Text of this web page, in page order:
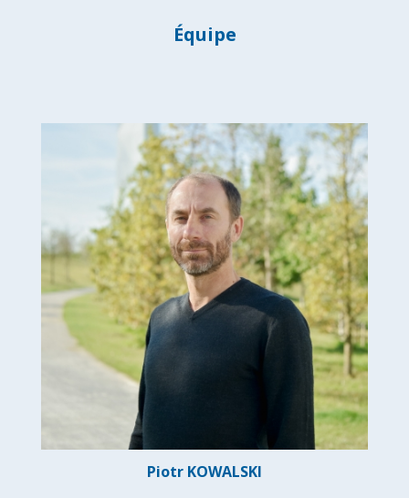
Équipe
Piotr KOWALSKI